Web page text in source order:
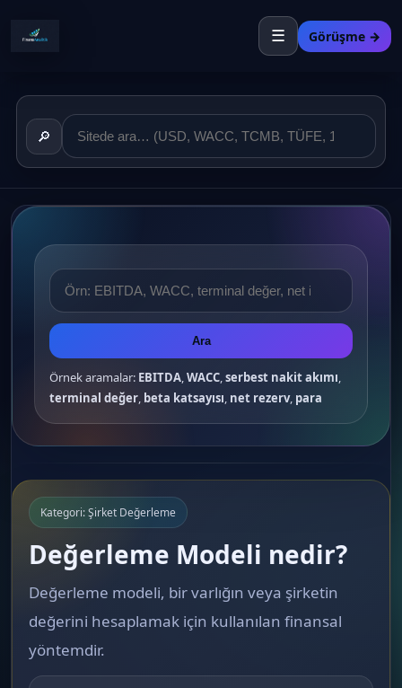
☰ Görüşme →
🔎
Ara
Örnek aramalar: EBITDA,WACC,serbest nakit akımı,
terminal değer, beta katsayısı, net rezerv, para
Kategori: Şirket Değerleme
Değerleme Modeli nedir?
Değerleme modeli, bir varlığın veya şirketin
değerini hesaplamak için kullanılan finansal
yöntemdir.